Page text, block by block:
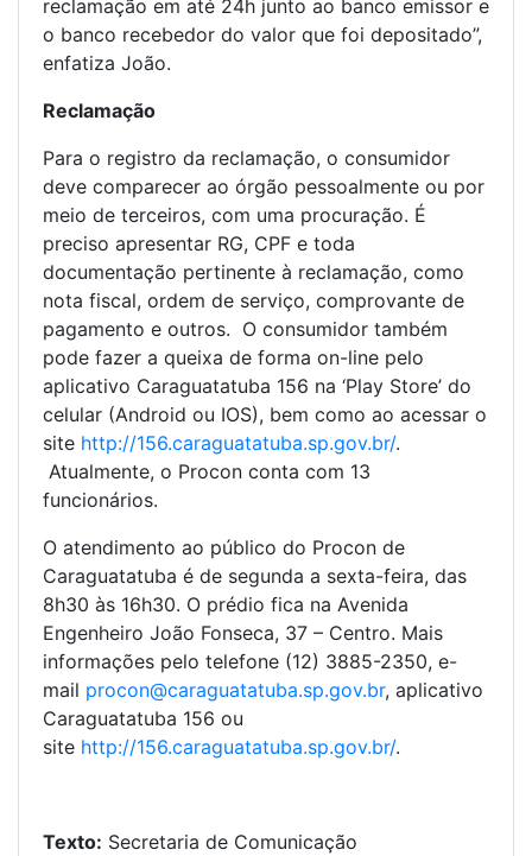
reclamação em até 24h junto ao banco emissor e
o banco recebedor do valor que foi depositado”,
enfatiza João.
Reclamação
Para o registro da reclamação, o consumidor
deve comparecer ao órgão pessoalmente ou por
meio de terceiros, com uma procuração. É
preciso apresentar RG, CPF e toda
documentação pertinente à reclamação, como
nota fiscal, ordem de serviço, comprovante de
pagamento e outros. O consumidor também
pode fazer a queixa de forma on-line pelo
aplicativo Caraguatatuba 156 na ‘Play Store’ do
celular (Android ou IOS), bem como ao acessar o
site http://156.caraguatatuba.sp.gov.br/.
Atualmente, o Procon conta com 13
funcionários.
O atendimento ao público do Procon de
Caraguatatuba é de segunda a sexta-feira, das
8h30 às 16h30. O prédio fica na Avenida
Engenheiro João Fonseca, 37 – Centro. Mais
informações pelo telefone (12) 3885-2350, e-
mail procon@caraguatatuba.sp.gov.br, aplicativo
Caraguatatuba 156 ou
site http://156.caraguatatuba.sp.gov.br/.
Texto: Secretaria de Comunicação